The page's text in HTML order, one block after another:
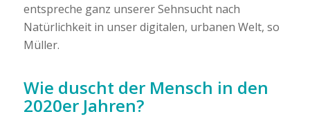
entspreche ganz unserer Sehnsucht nach
Natürlichkeit in unser digitalen, urbanen Welt, so
Müller.
Wie duscht der Mensch in den
2020er Jahren?